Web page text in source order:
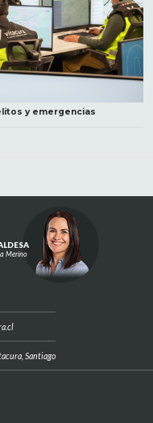
y emergencias
Santiago
Merino